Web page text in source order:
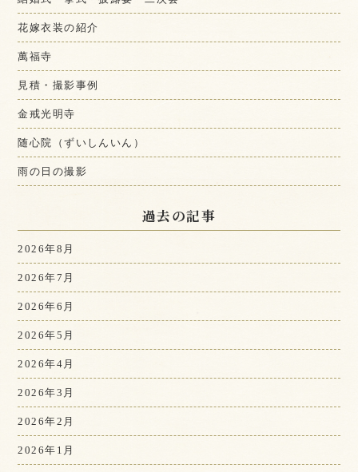
花嫁衣装の紹介
萬福寺
見積・撮影事例
金戒光明寺
随心院（ずいしんいん）
雨の日の撮影
過去の記事
2026年8月
2026年7月
2026年6月
2026年5月
2026年4月
2026年3月
2026年2月
2026年1月